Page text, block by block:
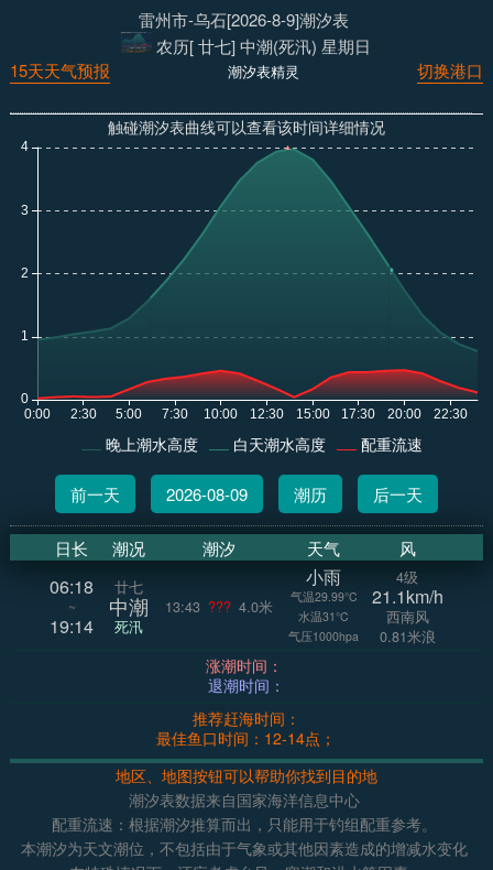
雷州市-乌石[2026-8-9]潮汐表
农历[ 廿七] 中潮(死汛) 星期日
切换港口
潮汐表精灵
15天天气预报
触碰潮汐表曲线可以查看该时间详细情况
晚上潮水高度 白天潮水高度 配重流速
前一天 2026-08-09 潮历 后一天
日长 潮况 潮汐 天气 风
06:18
~
19:14
廿七
中潮
死汛
13:43 ??? 4.0米
小雨
气温29.99°C
水温31°C
气压1000hpa
4级
21.1km/h
西南风
0.81米浪
涨潮时间：
退潮时间：
推荐赶海时间：
最佳鱼口时间：12-14点；
地区、地图按钮可以帮助你找到目的地
潮汐表数据来自国家海洋信息中心
配重流速：根据潮汐推算而出，只能用于钓组配重参考。
本潮汐为天文潮位，不包括由于气象或其他因素造成的增减水变化